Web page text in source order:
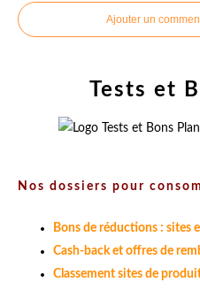
Ajouter un
Tests et
Nos dossiers pour
Bons de réductions : sites
Cash-back et offres de
Classement sites de